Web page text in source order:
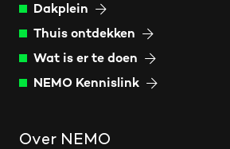
Dakplein
Thuis ontdekken
Wat is er te doen
NEMO Kennislink
Over NEMO